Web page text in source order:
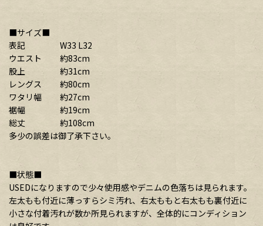
■サイズ■
表記 W33 L32
ウエスト 約83cm
股上 約31cm
レングス 約80cm
ワタリ幅 約27cm
裾幅 約19cm
総丈 約108cm
多少の誤差は御了承下さい。
■状態■
USEDになりますので少々使用感やデニムの色落ちは見られます。
左太もも付近に薄っすらシミ汚れ、右太ももと右太もも裏付近に
小さな付着汚れが数か所見られますが、全体的にコンディション